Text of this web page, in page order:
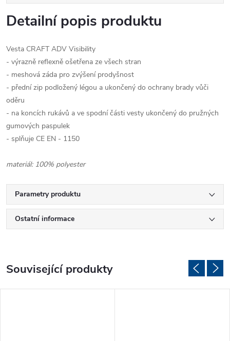
Detailní popis produktu
Vesta CRAFT ADV Visibility
- výrazně reflexně ošetřena ze všech stran
- meshová záda pro zvýšení prodyšnost
- přední zip podložený légou a ukončený do ochrany brady vůči
oděru
- na koncích rukávů a ve spodní části vesty ukončený do pružných
gumových paspulek
- splňuje CE EN - 1150
materiál: 100% polyester
Parametry produktu
Ostatní informace
Související produkty